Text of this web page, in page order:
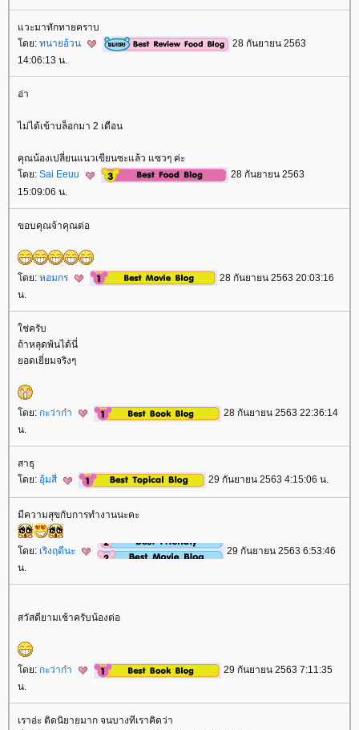
วะมาทักทายคราบ
ดย: ทนายอ้วน
28 กันยายน 2563
14:06:13 น.
อ่า
ไม่ได้เข้าบล็อกมา 2 เดือน
คุณน้องเปลี่ยนแนวเขียนซะแล้ว แซวๆ ค่ะ
ดย: Sai Eeuu
28 กันยายน 2563
15:09:06 น.
ขอบคุณจ้าคุณต่อ
ดย: หอมกร
28 กันยายน 2563 20:03:16
น.
ช่ครับ
ถ้าหลุดพ้นได้นี่
อดเยี่ยมจริงๆ
ดย: กะว่าก๋า
28 กันยายน 2563 22:36:14
น.
สาธุ
ดย: อุ้มสี 29 กันยายน 2563 4:15:06 น.
มีความสุขกับการทำงานนะคะ
ดย: เริงฤดีนะ
29 กันยายน 2563 6:53:46
น.
สวัสดียามเช้าครับน้องต่อ
ดย: กะว่าก๋า
29 กันยายน 2563 7:11:35
น.
เราอ่ะ ติดนิยายมาก จนบางทีเราคิดว่า